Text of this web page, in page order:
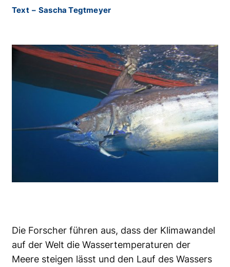
Text – Sascha Tegtmeyer
Die Forscher führen aus, dass der Klimawandel
auf der Welt die Wassertemperaturen der
Meere steigen lässt und den Lauf des Wassers